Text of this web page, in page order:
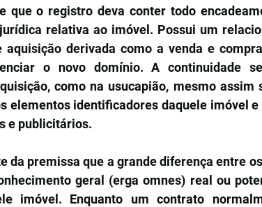
que o registro deva conter todo
relativa ao imóvel. Possui um
aquisição derivada como a venda e
o novo domínio. A continuidade
como na usucapião, mesmo
elementos identificadores daquele imóvel
e publicitários.
da premissa que a grande diferença entre
geral (erga omnes) real ou
imóvel. Enquanto um contrato